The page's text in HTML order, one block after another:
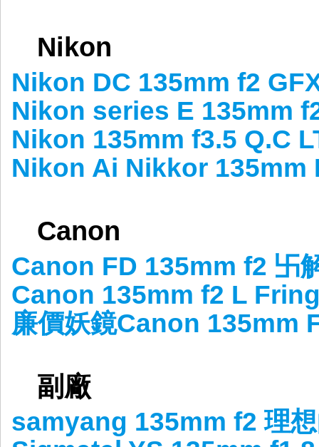
Nikon
Nikon DC 135mm f2
Nikon series E 135mm
Nikon 135mm f3.5 Q.C
Nikon Ai Nikkor 135mm
Canon
Canon FD 135mm f2 卐
Canon 135mm f2 L
廉價妖鏡Canon 135mm
副廠
samyang 135mm f2 理